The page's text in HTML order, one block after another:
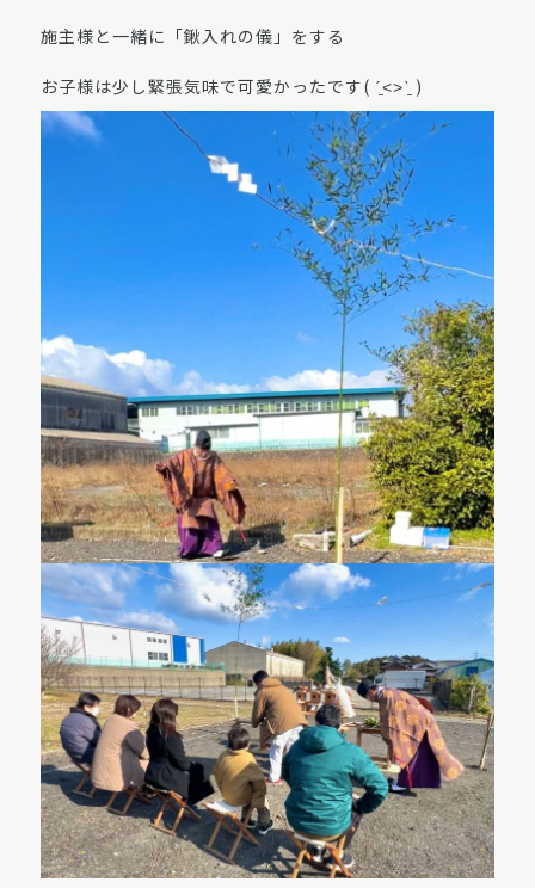
施主様と一緒に「鍬入れの儀」をする
お子様は少し緊張気味で可愛かったです( ˊ̱˂˃ˋ̱ )